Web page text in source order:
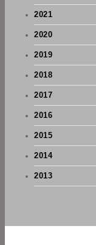
2021
2020
2019
2018
2017
2016
2015
2014
2013